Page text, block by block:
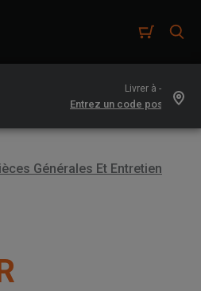
Livrer à -
Générales Et Entretien